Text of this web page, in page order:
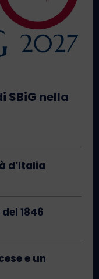
SBiG nella
d’Italia
1846
e un